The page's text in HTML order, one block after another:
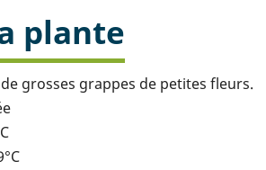
plante
grosses grappes de petites fleurs.